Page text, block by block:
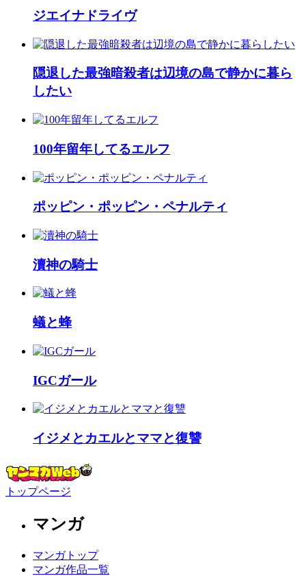
ジエイナドライヴ
隠退した最強暗殺者は辺境の島で静かに暮ら
したい
100年留年してるエルフ
ポッピン・ポッピン・ペナルティ
瀆神の騎士
蟻と蜂
IGCガール
イジメとカエルとママと復讐
トップページ
マンガ
マンガトップ
マンガ作品一覧